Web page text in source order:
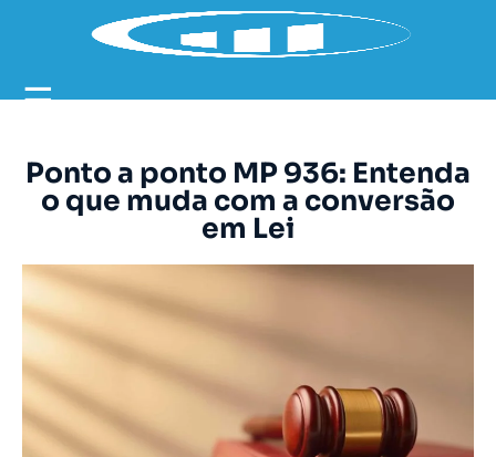
☰
Ponto a ponto MP 936: Entenda
o que muda com a conversão
em Lei